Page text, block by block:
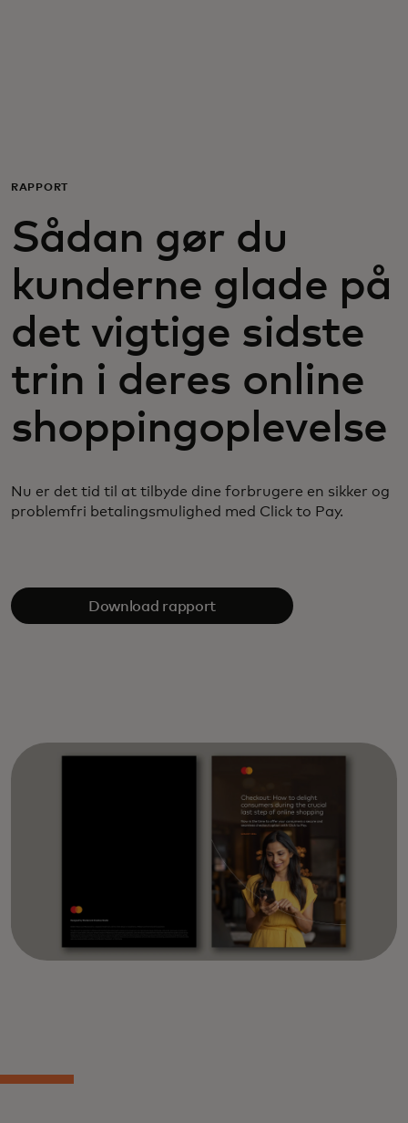
Til innovatører
Nyheder og trends
RAPPORT
Sådan gør du
kunderne glade på
det vigtige sidste
trin i deres online
shoppingoplevelse
Nu er det tid til at tilbyde dine forbrugere en sikker og
problemfri betalingsmulighed med Click to Pay.
Download rapport